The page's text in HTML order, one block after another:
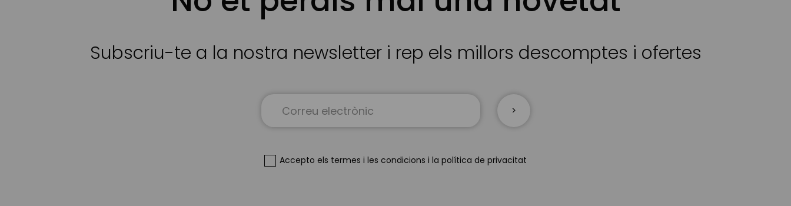
Subscriu-te a la nostra newsletter i rep els millors descomptes i ofertes
Up
Accepto els termes i les condicions i la política de privacitat